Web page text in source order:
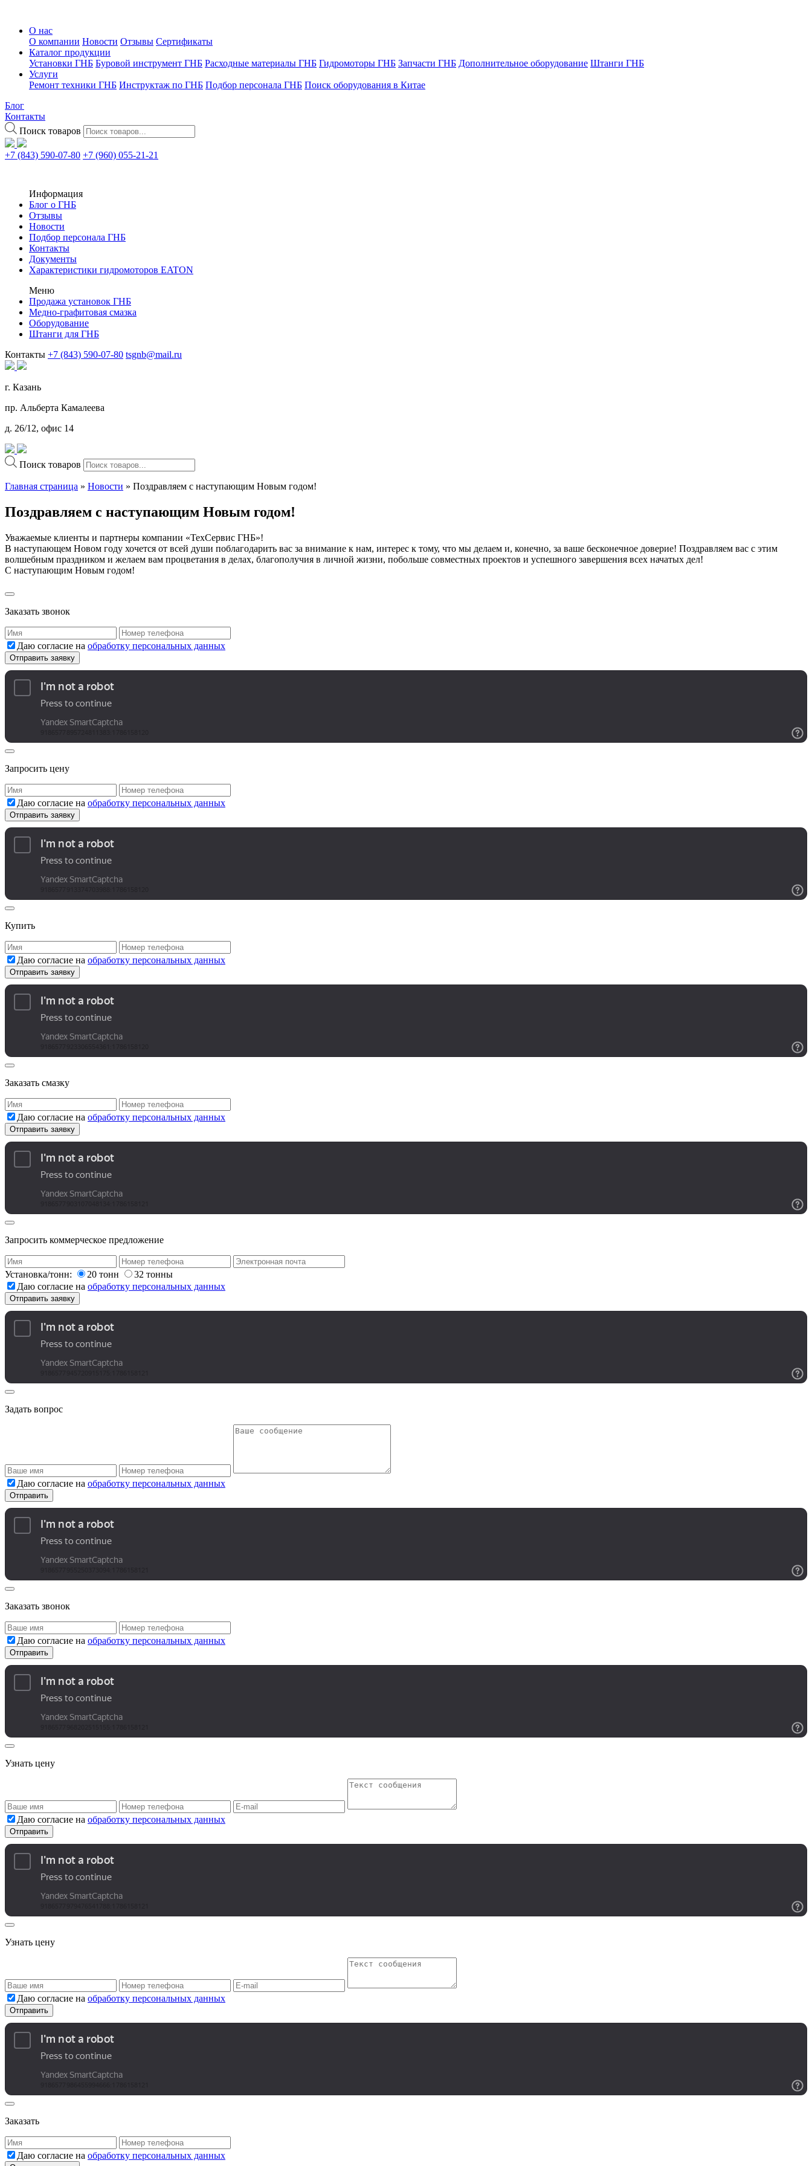
О нас
О компании Новости Отзывы Сертификаты
Каталог продукции
Установки ГНБ Буровой инструмент ГНБ Расходные материалы ГНБ Гидромоторы ГНБ Запчасти ГНБ Дополнительное оборудование Штанги ГНБ
Услуги
Ремонт техники ГНБ Инструктаж по ГНБ Подбор персонала ГНБ Поиск оборудования в Китае
Блог
Контакты
Поиск товаров
+7 (843) 590-07-80 +7 (960) 055-21-21
Информация
Блог о ГНБ
Отзывы
Новости
Подбор персонала ГНБ
Контакты
Документы
Характеристики гидромоторов EATON
Меню
Продажа установок ГНБ
Медно-графитовая смазка
Оборудование
Штанги для ГНБ
Контакты +7 (843) 590-07-80 tsgnb@mail.ru
г. Казань
пр. Альберта Камалеева
д. 26/12, офис 14
Поиск товаров
Главная страница » Новости » Поздравляем с наступающим Новым годом!
Поздравляем с наступающим Новым годом!
Уважаемые клиенты и партнеры компании «ТехСервис ГНБ»!
В наступающем Новом году хочется от всей души поблагодарить вас за внимание к нам, интерес к тому, что мы делаем и, конечно, за ваше бесконечное доверие! Поздравляем вас с этим
волшебным праздником и желаем вам процветания в делах, благополучия в личной жизни, побольше совместных проектов и успешного завершения всех начатых дел!
С наступающим Новым годом!
Заказать звонок
Даю согласие на обработку персональных данных
Запросить цену
Даю согласие на обработку персональных данных
Купить
Даю согласие на обработку персональных данных
Заказать смазку
Даю согласие на обработку персональных данных
Запросить коммерческое предложение
Установка/тонн: 20 тонн
32 тонны
Даю согласие на обработку персональных данных
Задать вопрос
Даю согласие на обработку персональных данных
Заказать звонок
Даю согласие на обработку персональных данных
Узнать цену
Даю согласие на обработку персональных данных
Узнать цену
Даю согласие на обработку персональных данных
Заказать
Даю согласие на обработку персональных данных